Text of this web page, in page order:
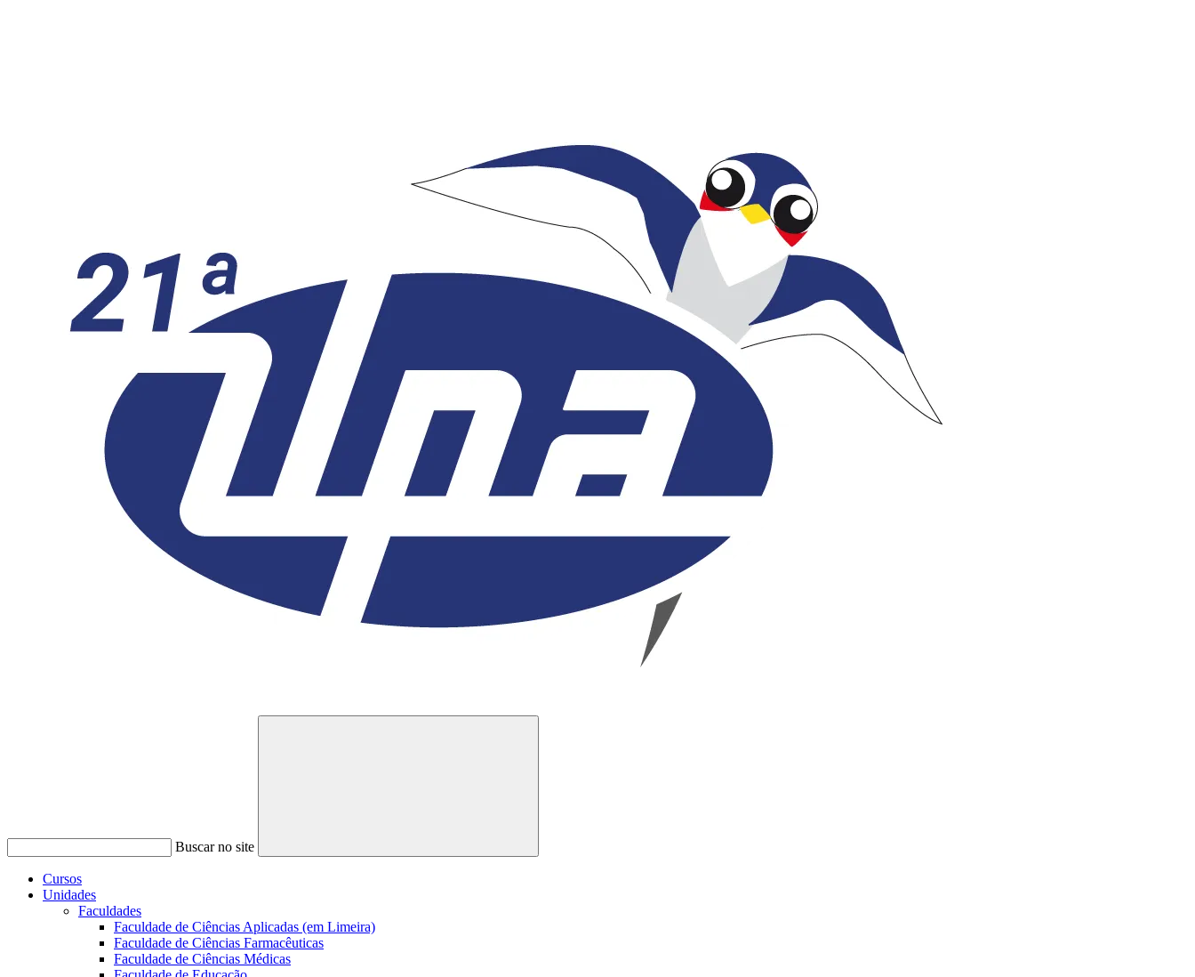
Buscar no site
Buscar
Cursos
Unidades
Faculdades
Faculdade de Ciências Aplicadas (em Limeira)
Faculdade de Ciências Farmacêuticas
Faculdade de Ciências Médicas